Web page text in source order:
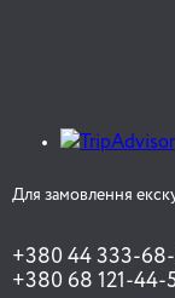
Для замовлення
+380 44 333-
+380 68 121-44-